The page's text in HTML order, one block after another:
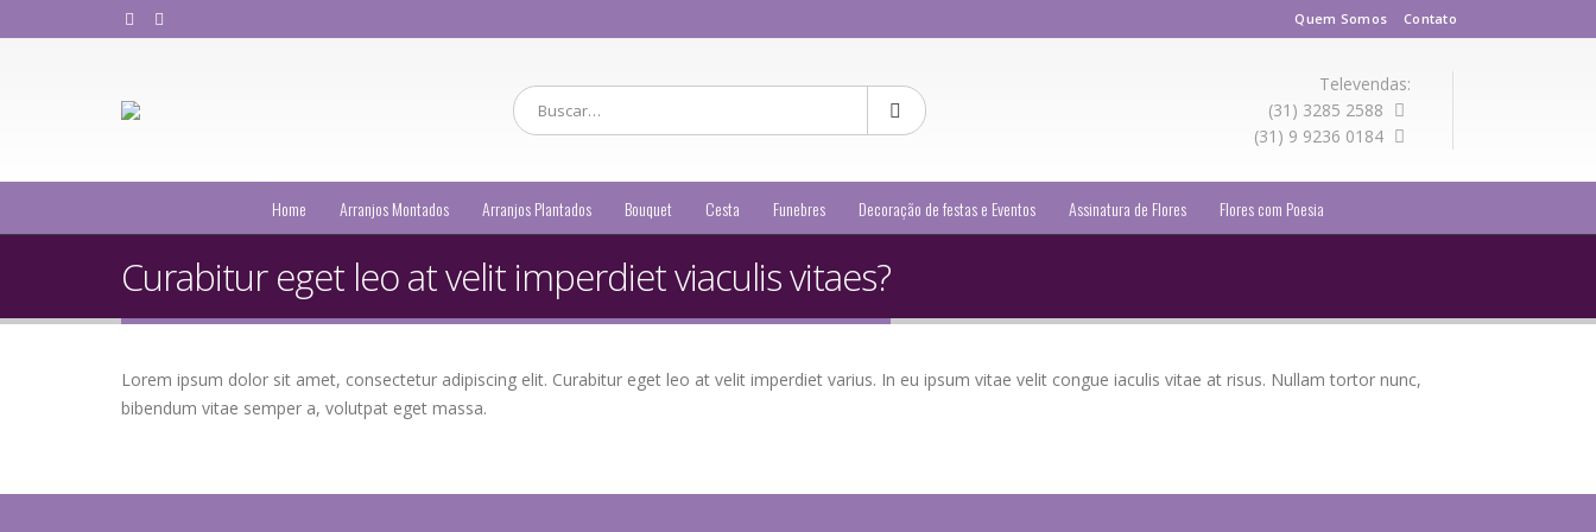
Quem Somos Contato
Televendas:
(31) 3285 2588
(31) 9 9236 0184
Home Arranjos Montados Arranjos Plantados Bouquet Cesta Funebres Decoração de festas e Eventos Assinatura de Flores Flores com Poesia
Curabitur eget leo at velit imperdiet viaculis vitaes?
Lorem ipsum dolor sit amet, consectetur adipiscing elit. Curabitur eget leo at velit imperdiet varius. In eu ipsum vitae velit congue iaculis vitae at risus. Nullam tortor nunc,
bibendum vitae semper a, volutpat eget massa.